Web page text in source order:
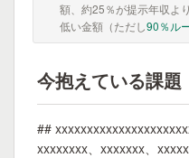
額、約25％が提示年収よ
低い金額（ただし90％ル
今抱えている課題
##
xxxxxxxx、xxxxxxx、